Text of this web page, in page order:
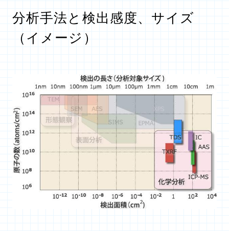
分析手法と検出感度、サイズ
（イメージ）